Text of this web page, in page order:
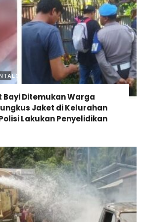
Bayi Ditemukan Warga
Jaket di Kelurahan
Lakukan Penyelidikan